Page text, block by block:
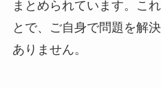
まとめられています。こ
とで、ご自身で問題を解
ありません。